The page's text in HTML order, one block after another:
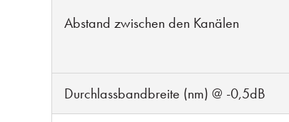
Abstand zwischen den Kanälen
Durchlassbandbreite (nm) @ -0,5dB